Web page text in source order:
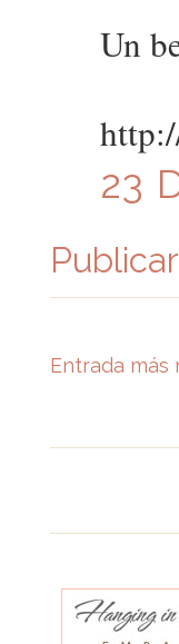
Un
23
Entrada más